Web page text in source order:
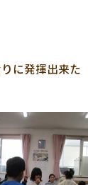
に発揮出来た